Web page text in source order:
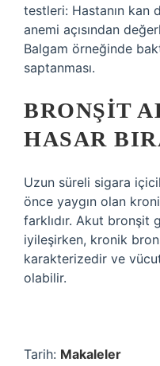
testleri: Hastanın kan
anemi açısından
Balgam örneğinde
saptanması.
BRONŞIT
HASAR
Uzun süreli sigara
önce yaygın olan
farklıdır. Akut bronşit
iyileşirken, kronik
karakterizedir ve
olabilir.
Tarih: Makaleler